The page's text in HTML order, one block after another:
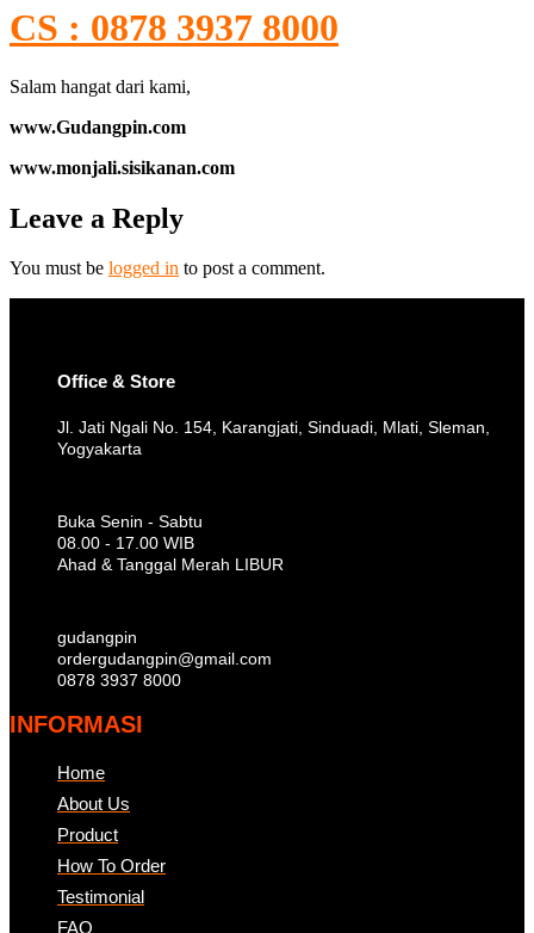
CS : 0878 3937 8000
Salam hangat dari kami,
www.Gudangpin.com
www.monjali.sisikanan.com
Leave a Reply
You must be logged in to post a comment.
Office & Store
Jl. Jati Ngali No. 154, Karangjati, Sinduadi, Mlati, Sleman,
Yogyakarta
Buka Senin - Sabtu
08.00 - 17.00 WIB
Ahad & Tanggal Merah LIBUR
gudangpin
ordergudangpin@gmail.com
0878 3937 8000
INFORMASI
Home
About Us
Product
How To Order
Testimonial
FAQ